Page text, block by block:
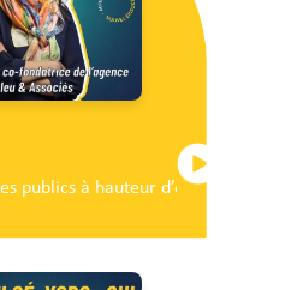
publics à hauteur d’enfants